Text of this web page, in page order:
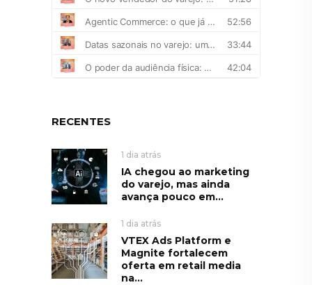
RECENTES
1 dia atrás
IA chegou ao marketing
do varejo, mas ainda
avança pouco em...
1 dia atrás
VTEX Ads Platform e
Magnite fortalecem
oferta em retail media
na...